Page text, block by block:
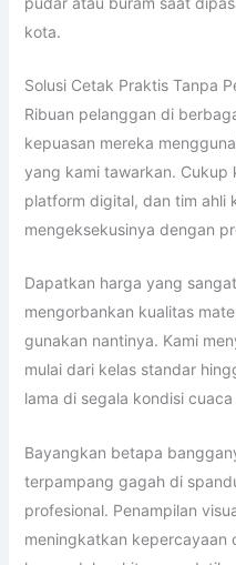
kota.
Solusi Cetak Praktis Tanpa
Ribuan pelanggan di
kepuasan mereka
yang kami tawarkan. Cukup
platform digital, dan tim ahli
mengeksekusinya dengan
Dapatkan harga yang
mengorbankan kualitas
gunakan nantinya. Kami
mulai dari kelas standar
lama di segala kondisi
Bayangkan betapa
terpampang gagah di
profesional. Penampilan
meningkatkan kepercayaan